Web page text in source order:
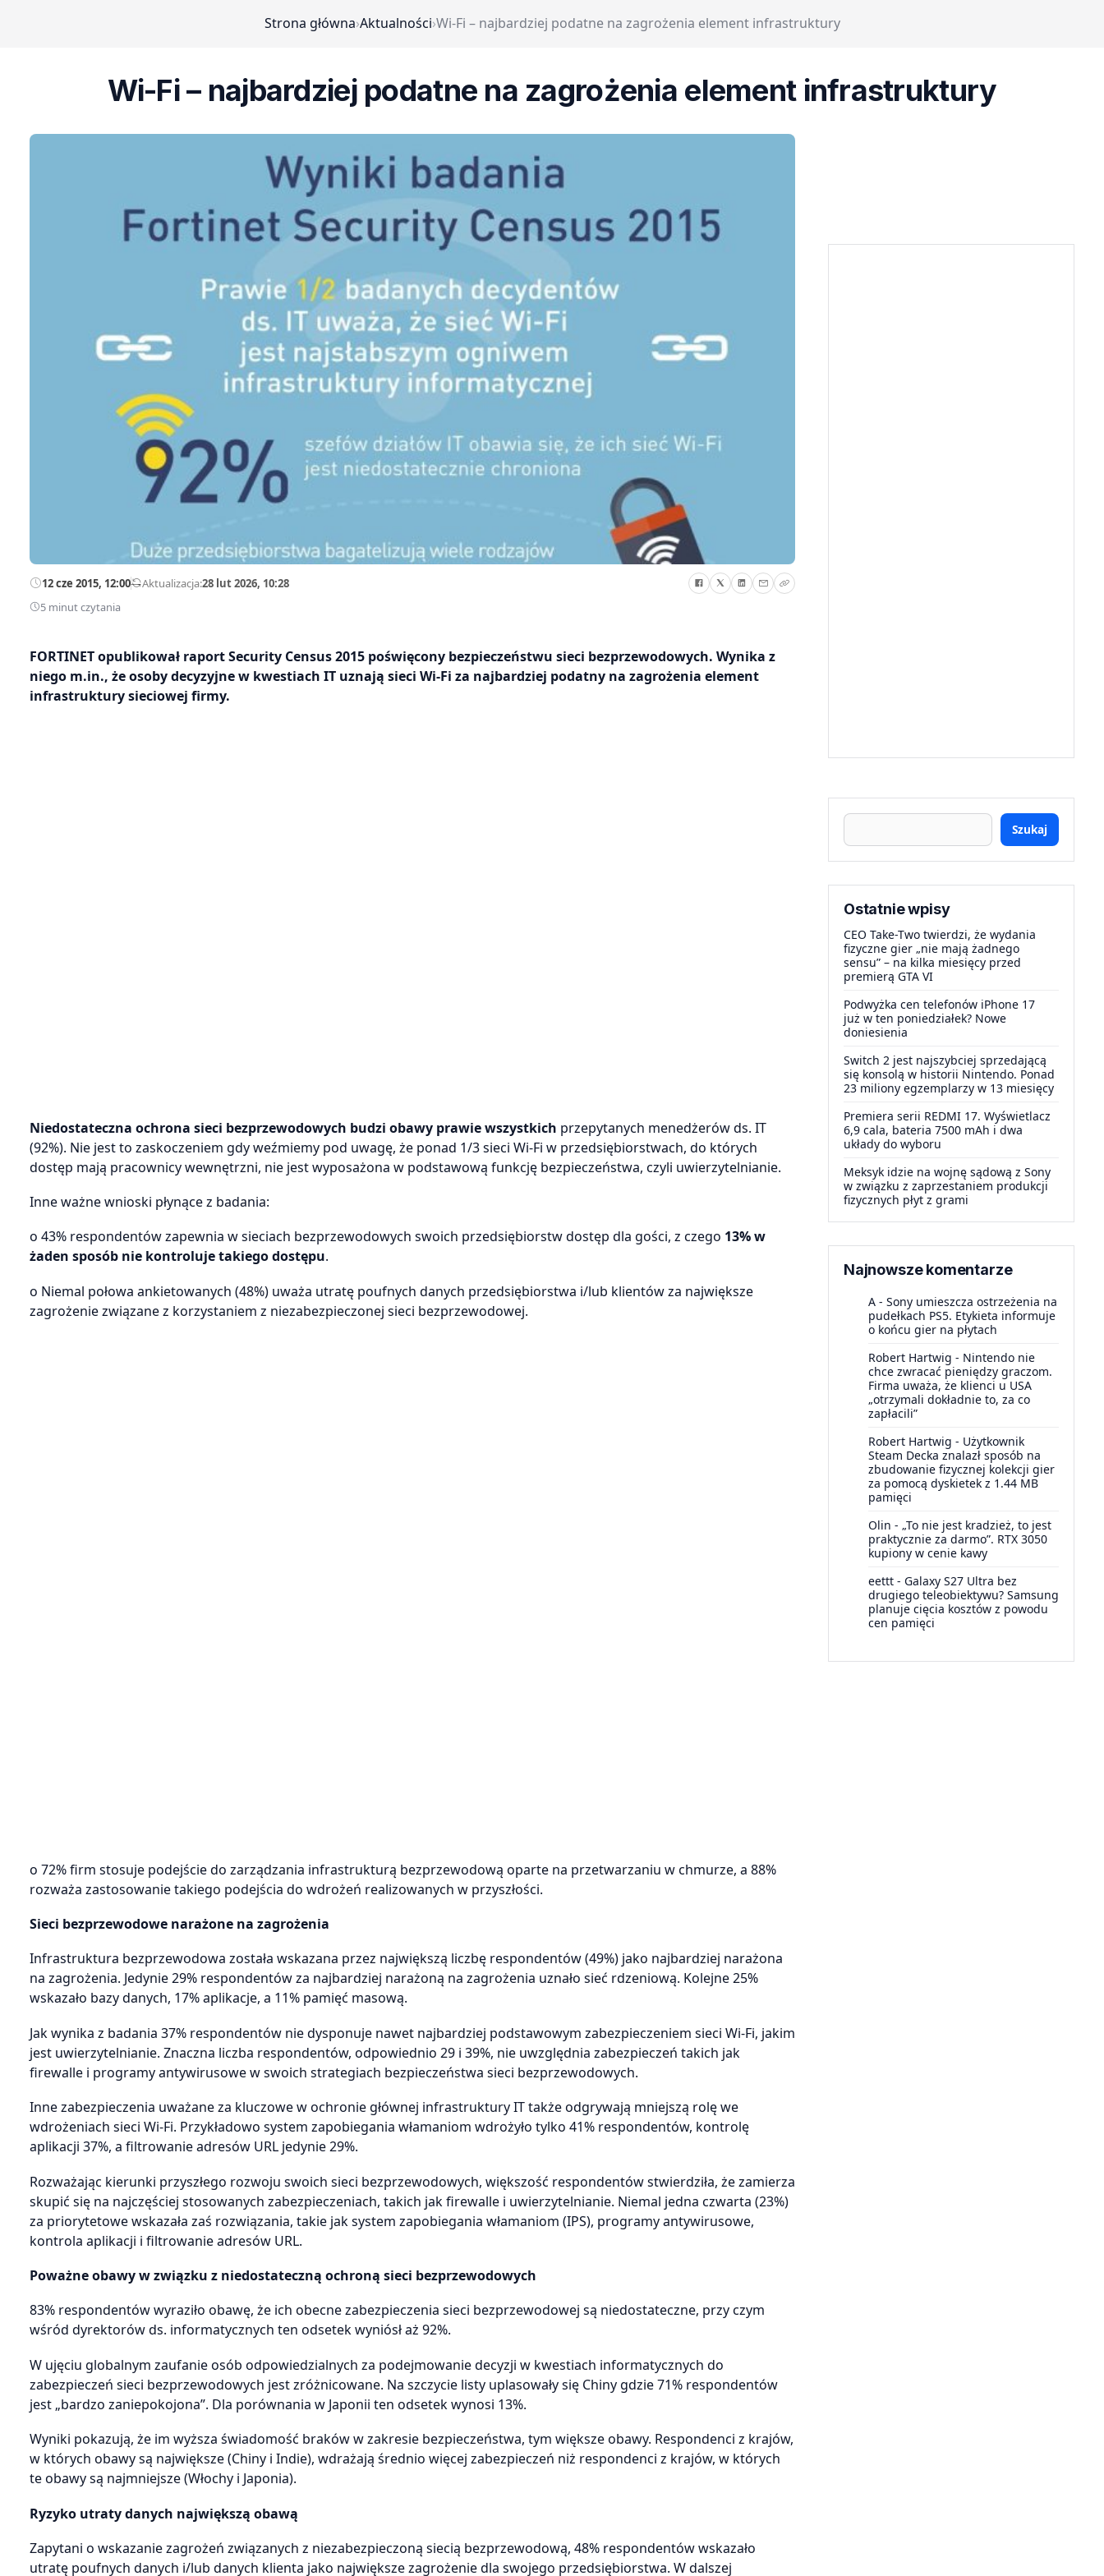
Strona główna›Aktualności›Wi-Fi – najbardziej podatne na zagrożenia element infrastruktury
Wi-Fi – najbardziej podatne na zagrożenia element infrastruktury
12 cze 2015, 12:00—Aktualizacja:28 lut 2026, 10:28
5 minut czytania
FORTINET opublikował raport Security Census 2015 poświęcony bezpieczeństwu sieci bezprzewodowych. Wynika z
niego m.in., że osoby decyzyjne w kwestiach IT uznają sieci Wi-Fi za najbardziej podatny na zagrożenia element
infrastruktury sieciowej firmy.
Niedostateczna ochrona sieci bezprzewodowych budzi obawy prawie wszystkich przepytanych menedżerów ds. IT
(92%). Nie jest to zaskoczeniem gdy weźmiemy pod uwagę, że ponad 1/3 sieci Wi-Fi w przedsiębiorstwach, do których
dostęp mają pracownicy wewnętrzni, nie jest wyposażona w podstawową funkcję bezpieczeństwa, czyli uwierzytelnianie.
Inne ważne wnioski płynące z badania:
o 43% respondentów zapewnia w sieciach bezprzewodowych swoich przedsiębiorstw dostęp dla gości, z czego 13% w
żaden sposób nie kontroluje takiego dostępu.
o Niemal połowa ankietowanych (48%) uważa utratę poufnych danych przedsiębiorstwa i/lub klientów za największe
zagrożenie związane z korzystaniem z niezabezpieczonej sieci bezprzewodowej.
o 72% firm stosuje podejście do zarządzania infrastrukturą bezprzewodową oparte na przetwarzaniu w chmurze, a 88%
rozważa zastosowanie takiego podejścia do wdrożeń realizowanych w przyszłości.
Sieci bezprzewodowe narażone na zagrożenia
Infrastruktura bezprzewodowa została wskazana przez największą liczbę respondentów (49%) jako najbardziej narażona
na zagrożenia. Jedynie 29% respondentów za najbardziej narażoną na zagrożenia uznało sieć rdzeniową. Kolejne 25%
wskazało bazy danych, 17% aplikacje, a 11% pamięć masową.
Jak wynika z badania 37% respondentów nie dysponuje nawet najbardziej podstawowym zabezpieczeniem sieci Wi-Fi, jakim
jest uwierzytelnianie. Znaczna liczba respondentów, odpowiednio 29 i 39%, nie uwzględnia zabezpieczeń takich jak
firewalle i programy antywirusowe w swoich strategiach bezpieczeństwa sieci bezprzewodowych.
Inne zabezpieczenia uważane za kluczowe w ochronie głównej infrastruktury IT także odgrywają mniejszą rolę we
wdrożeniach sieci Wi-Fi. Przykładowo system zapobiegania włamaniom wdrożyło tylko 41% respondentów, kontrolę
aplikacji 37%, a filtrowanie adresów URL jedynie 29%.
Rozważając kierunki przyszłego rozwoju swoich sieci bezprzewodowych, większość respondentów stwierdziła, że zamierza
skupić się na najczęściej stosowanych zabezpieczeniach, takich jak firewalle i uwierzytelnianie. Niemal jedna czwarta (23%)
za priorytetowe wskazała zaś rozwiązania, takie jak system zapobiegania włamaniom (IPS), programy antywirusowe,
kontrola aplikacji i filtrowanie adresów URL.
Poważne obawy w związku z niedostateczną ochroną sieci bezprzewodowych
83% respondentów wyraziło obawę, że ich obecne zabezpieczenia sieci bezprzewodowej są niedostateczne, przy czym
wśród dyrektorów ds. informatycznych ten odsetek wyniósł aż 92%.
W ujęciu globalnym zaufanie osób odpowiedzialnych za podejmowanie decyzji w kwestiach informatycznych do
zabezpieczeń sieci bezprzewodowych jest zróżnicowane. Na szczycie listy uplasowały się Chiny gdzie 71% respondentów
jest „bardzo zaniepokojona”. Dla porównania w Japonii ten odsetek wynosi 13%.
Wyniki pokazują, że im wyższa świadomość braków w zakresie bezpieczeństwa, tym większe obawy. Respondenci z krajów,
w których obawy są największe (Chiny i Indie), wdrażają średnio więcej zabezpieczeń niż respondenci z krajów, w których
te obawy są najmniejsze (Włochy i Japonia).
Ryzyko utraty danych największą obawą
Zapytani o wskazanie zagrożeń związanych z niezabezpieczoną siecią bezprzewodową, 48% respondentów wskazało
utratę poufnych danych i/lub danych klienta jako największe zagrożenie dla swojego przedsiębiorstwa. W dalszej
Szukaj
Ostatnie wpisy
CEO Take-Two twierdzi, że wydania
fizyczne gier „nie mają żadnego
sensu” – na kilka miesięcy przed
premierą GTA VI
Podwyżka cen telefonów iPhone 17
już w ten poniedziałek? Nowe
doniesienia
Switch 2 jest najszybciej sprzedającą
się konsolą w historii Nintendo. Ponad
23 miliony egzemplarzy w 13 miesięcy
Premiera serii REDMI 17. Wyświetlacz
6,9 cala, bateria 7500 mAh i dwa
układy do wyboru
Meksyk idzie na wojnę sądową z Sony
w związku z zaprzestaniem produkcji
fizycznych płyt z grami
Najnowsze komentarze
A - Sony umieszcza ostrzeżenia na
pudełkach PS5. Etykieta informuje
o końcu gier na płytach
Robert Hartwig - Nintendo nie
chce zwracać pieniędzy graczom.
Firma uważa, że klienci u USA
„otrzymali dokładnie to, za co
zapłacili”
Robert Hartwig - Użytkownik
Steam Decka znalazł sposób na
zbudowanie fizycznej kolekcji gier
za pomocą dyskietek z 1.44 MB
pamięci
Olin - „To nie jest kradzież, to jest
praktycznie za darmo”. RTX 3050
kupiony w cenie kawy
eettt - Galaxy S27 Ultra bez
drugiego teleobiektywu? Samsung
planuje cięcia kosztów z powodu
cen pamięci